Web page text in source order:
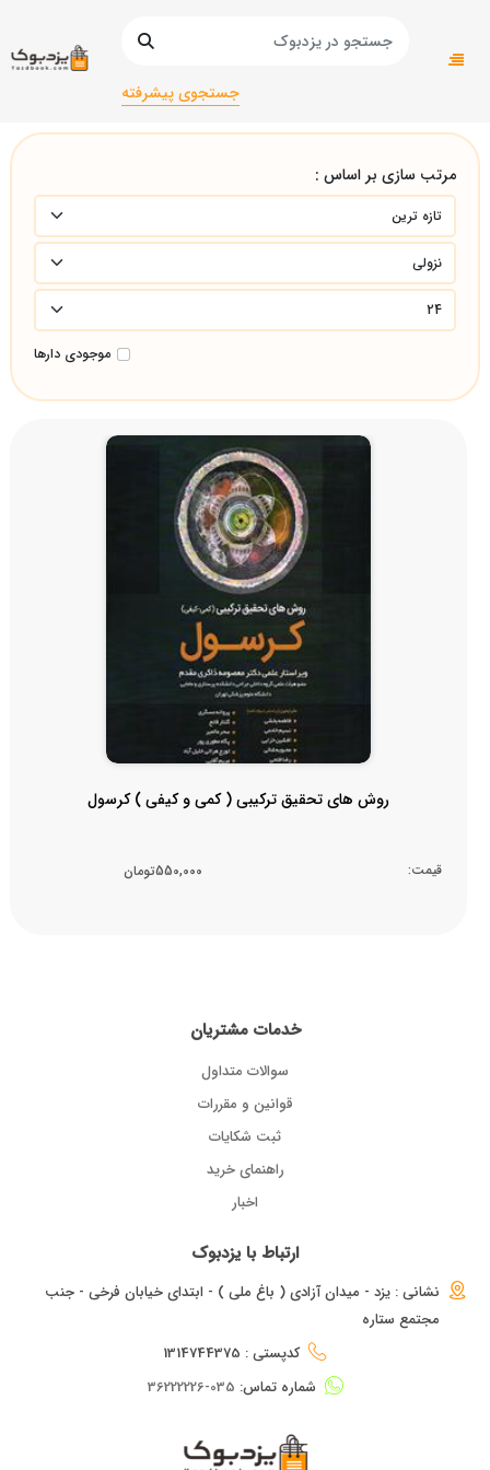
جستجوی پیشرفته
صفحه اصلی
مرتب سازی بر اساس :
موجودی دارها
روش های تحقیق ترکیبی ( کمی و کیفی ) کرسول
قیمت: 550,000تومان
خدمات مشتریان
سوالات متداول
قوانین و مقررات
ثبت شکایات
راهنمای خرید
اخبار
ارتباط با یزدبوک
نشانی : یزد - میدان آزادی ( باغ ملی ) - ابتدای خیابان فرخی - جنب
مجتمع ستاره
کدپستی : 1314744375
شماره تماس: 035-36222226